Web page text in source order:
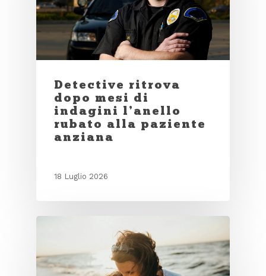
Detective ritrova
dopo mesi di
indagini l’anello
rubato alla paziente
anziana
18 Luglio 2026